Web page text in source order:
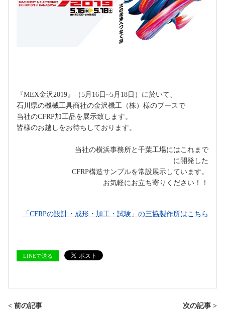
『MEX金沢2019』（5月16日~5月18日）に於いて、
石川県の機械工具商社の金沢機工（株）様のブースで
当社のCFRP加工品を展示致します。
皆様のお越しをお待ちしております。
当社の横浜事務所と千葉工場にはこれまで
に開発した
CFRP構造サンプルを常設展示しています。
お気軽にお立ち寄りください！！
「CFRPの設計・成形・加工・試験」の三協製作所はこちら
LINEで送る
< 前の記事 次の記事 >